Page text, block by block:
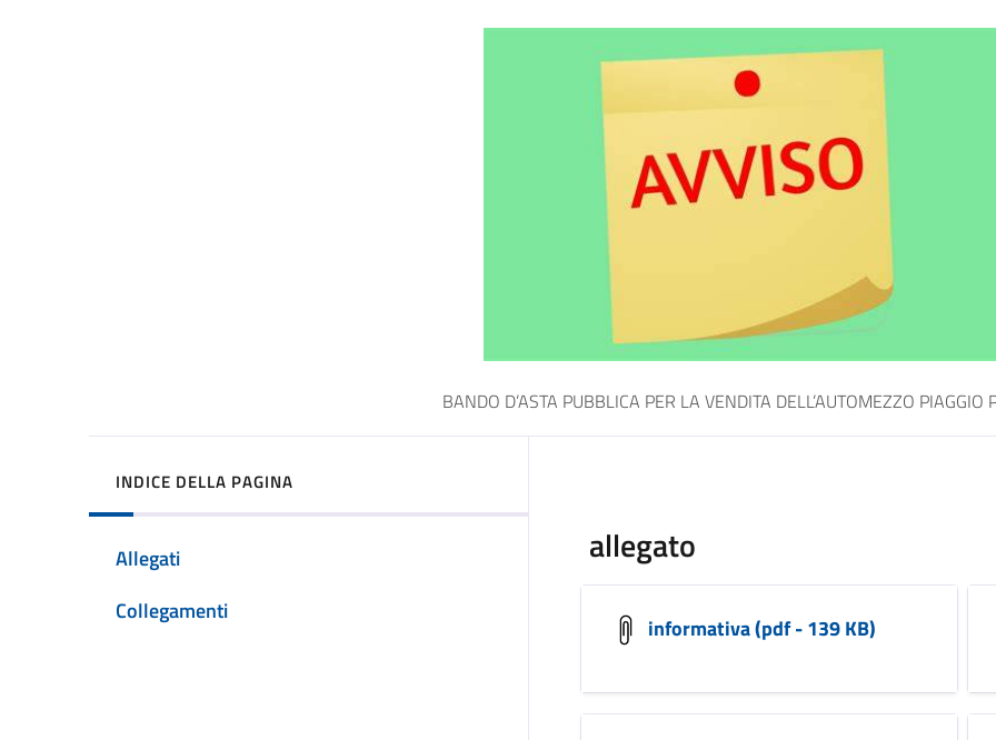
BANDO D’ASTA PUBBLICA PER LA VENDITA DELL’AUTOMEZZO PIAGGIO
INDICE DELLA PAGINA
Allegati
Collegamenti
allegato
informativa (pdf - 139 KB)